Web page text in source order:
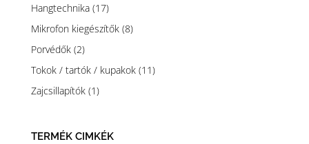
Hangtechnika (17)
Mikrofon kiegészítők (8)
Porvédők (2)
Tokok / tartók / kupakok (11)
Zajcsillapítók (1)
TERMÉK CIMKÉK